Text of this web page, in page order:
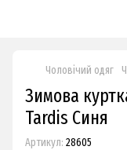
Чоловічий одяг
Зимова
Tardis Синя
Артикул: 28605